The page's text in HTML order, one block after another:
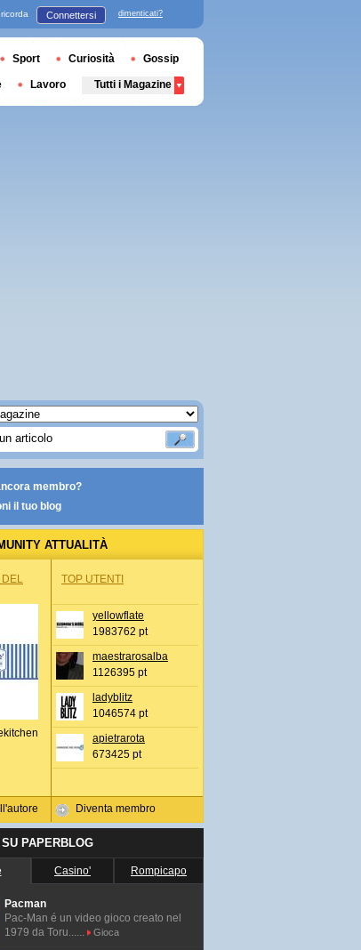
membro?
il tuo blog
ATTUALITÀ
DEL
TOP UTENTI
yellowflate
1983762 pt
maestrarosalba
1126395 pt
ladyblitz
1046574 pt
apietrarota
673425 pt
Diventa membro
SU PAPERBLOG
Casino' Rompicapo
Pacman
Pac-Man é un video gioco creato nel
1979 da Toru......
Gioca
ricorda Connettersi dimenticati?
Sport Curiosità Gossip
Lavoro Tutti i Magazine